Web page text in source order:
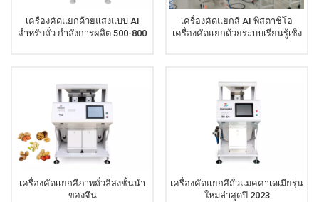
เครื่องคัดแยกด้วยแสงแบบ AI
สำหรับถั่ว กำลังการผลิต 500-800
เครื่องคัดแยกสี AI พิสตาชิโอ
เครื่องคัดแยกด้วยระบบเรียนรู้เชิง
เครื่องคัดเเยกสีภาพถั่วลิสงชั้นนำ
ของจีน
เครื่องคัดแยกสีถั่วแมคคาเดเมียรุ่น
ใหม่ล่าสุดปี 2023